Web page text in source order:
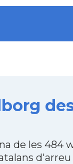
de les 484